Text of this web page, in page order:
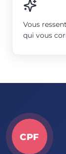
Vous
qui vous
CPF